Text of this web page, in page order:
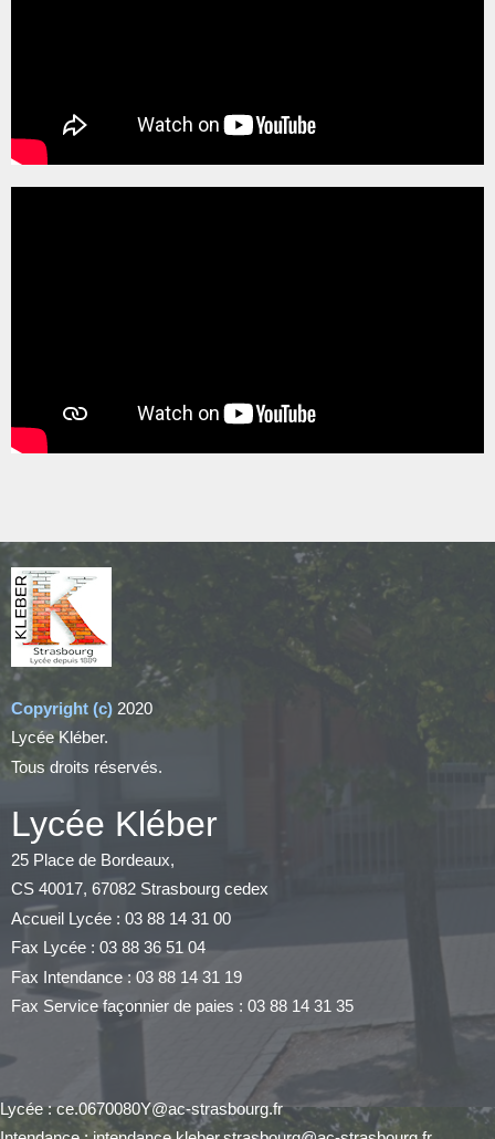
Copyright (c) 2020
Lycée Kléber.
Tous droits réservés.
Lycée Kléber
25 Place de Bordeaux,
CS 40017, 67082 Strasbourg cedex
Accueil Lycée : 03 88 14 31 00
Fax Lycée : 03 88 36 51 04
Fax Intendance : 03 88 14 31 19
Fax Service façonnier de paies : 03 88 14 31 35
Lycée : ce.0670080Y@ac-strasbourg.fr